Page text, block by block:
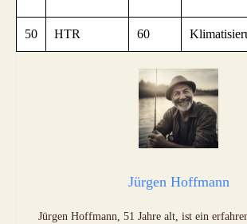
50 HTR 60
Jürgen Hoffmann
Jürgen Hoffmann, 51 Jahre alt, ist ein